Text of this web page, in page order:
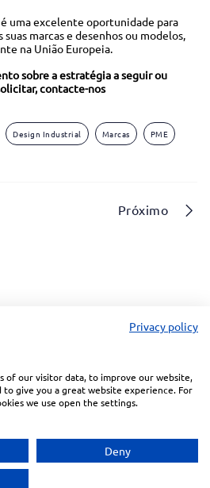
uma excelente oportunidade para
suas marcas e desenhos ou modelos,
na União Europeia.
sobre a estratégia a seguir ou
contacte-nos
Design Industrial Marcas PME
Próximo
FacebookInstagramWechat
Todos os direitos reservados.
Privacy policy
of our visitor data, to improve our website,
give you a great website experience. For
we use open the settings.
Deny